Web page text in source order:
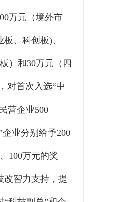
万元（境外市
、科创板)、
）和30万元（四
对首次入选“中
营企业500
企业分别给予200
100万元的奖
改智力支持，提